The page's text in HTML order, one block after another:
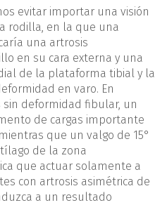
evitar importar una visión
rodilla, en la que una
una artrosis
en su cara externa y una
de la plataforma tibial y la
en varo. En
deformidad fibular, un
de cargas importante
que un valgo de 15°
de la zona
que actuar solamente a
con artrosis asimétrica de
a un resultado